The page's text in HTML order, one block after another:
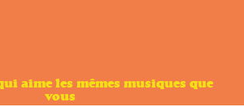
aime les mêmes musiques que
vous